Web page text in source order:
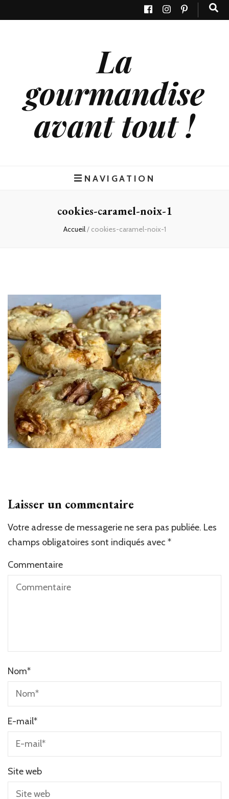
La
gourmandise
avant tout !
NAVIGATION
cookies-caramel-noix-1
Accueil/ cookies-caramel-noix-1
Laisser un commentaire
Votre adresse de messagerie ne sera pas publiée. Les
champs obligatoires sont indiqués avec *
Commentaire
Nom*
E-mail*
Site web